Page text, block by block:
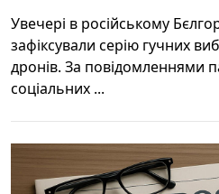
Увечері в російському
зафіксували серію гучних
дронів. За повідомленнями
соціальних ...